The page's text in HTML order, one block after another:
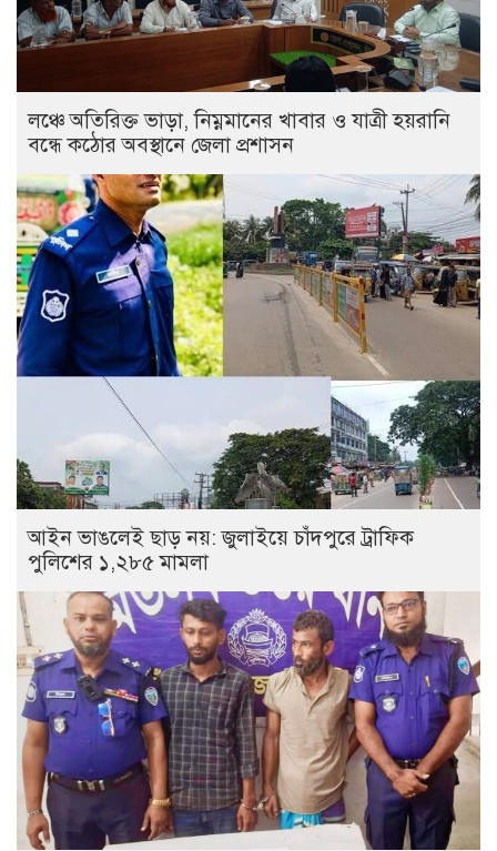
লঞ্চে অতিরিক্ত ভাড়া, নিম্নমানের খাবার ও যাত্রী হয়রানি
বন্ধে কঠোর অবস্থানে জেলা প্রশাসন
আইন ভাঙলেই ছাড় নয়: জুলাইয়ে চাঁদপুরে ট্রাফিক
পুলিশের ১,২৮৫ মামলা